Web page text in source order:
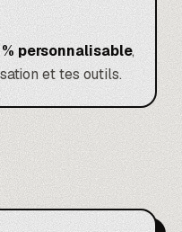
personnalisable,
et tes outils.